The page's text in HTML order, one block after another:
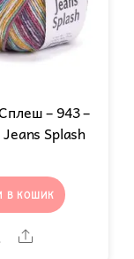
– 943 –
Splash
В КОШИК
Share